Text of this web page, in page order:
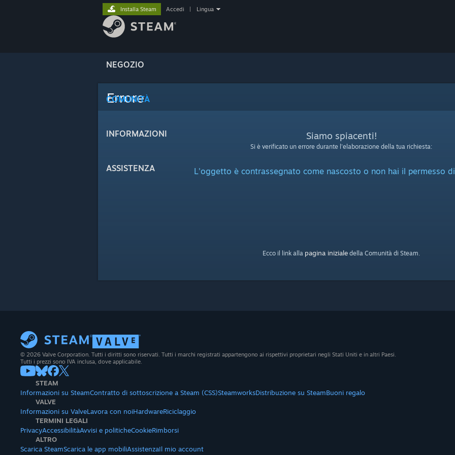
NEGOZIO
COMUNITÀ
INFORMAZIONI
ASSISTENZA
Installa Steam Accedi Lingua
Errore
Siamo spiacenti!
Si è verificato un errore durante l'elaborazione della tua richiesta:
L'oggetto è contrassegnato come nascosto o non hai il permesso
Ecco il link alla pagina iniziale della Comunità di Steam.
© 2026 Valve Corporation. Tutti i diritti sono riservati. Tutti i marchi registrati appartengono ai rispettivi proprietari negli Stati Uniti e in altri Paesi.
Tutti i prezzi sono IVA inclusa, dove applicabile.
STEAM
Informazioni su SteamContratto di sottoscrizione a Steam (CSS)SteamworksDistribuzione su SteamBuoni regalo
VALVE
Informazioni su ValveLavora con noiHardwareRiciclaggio
TERMINI LEGALI
PrivacyAccessibilitàAvvisi e politicheCookieRimborsi
ALTRO
Scarica SteamScarica le app mobiliAssistenzaIl mio account